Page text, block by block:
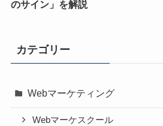
のサイン」を解説
カテゴリー
Webマーケティング
Webマーケスクール